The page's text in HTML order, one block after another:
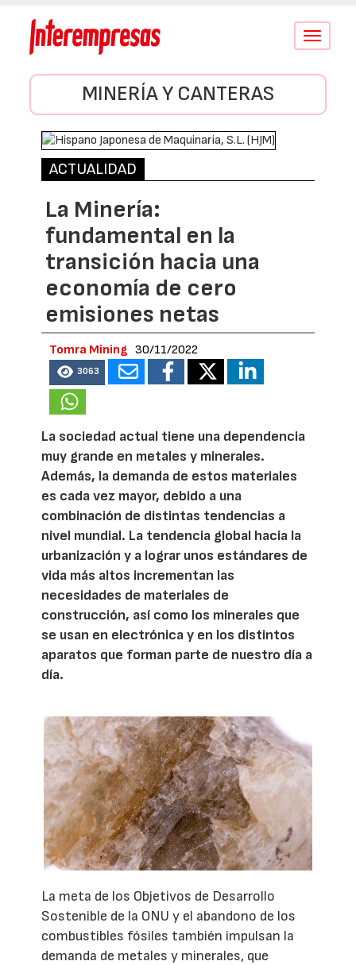
Conmutar
MINERÍA Y CANTERAS
ACTUALIDAD
La Minería:
fundamental en la
transición hacia una
economía de cero
emisiones netas
Tomra Mining 30/11/2022
3063
La sociedad actual tiene una dependencia
muy grande en metales y minerales.
Además, la demanda de estos materiales
es cada vez mayor, debido a una
combinación de distintas tendencias a
nivel mundial. La tendencia global hacia la
urbanización y a lograr unos estándares de
vida más altos incrementan las
necesidades de materiales de
construcción, así como los minerales que
se usan en electrónica y en los distintos
aparatos que forman parte de nuestro día a
día.
La meta de los Objetivos de Desarrollo
Sostenible de la ONU y el abandono de los
combustibles fósiles también impulsan la
demanda de metales y minerales, que